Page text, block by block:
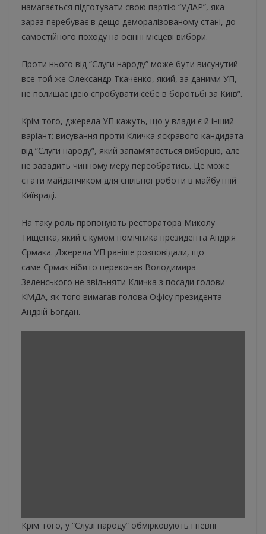
намагається підготувати свою партію “УДАР”, яка
зараз перебуває в дещо деморалізованому стані, до
самостійного походу на осінні місцеві вибори.
Проти нього від “Слуги народу” може бути висунутий
все той же Олександр Ткаченко, який, за даними УП,
не полишає ідею спробувати себе в боротьбі за Київ”.
Крім того, джерела УП кажуть, що у влади є й інший
варіант: висування проти Кличка яскравого кандидата
від “Слуги народу”, який запам’ятається виборцю, але
не завадить чинному меру переобратись. Це може
стати майданчиком для спільної роботи в майбутній
Київраді.
На таку роль пропонують ресторатора Миколу
Тищенка, який є кумом помічника президента Андрія
Єрмака. Джерела УП раніше розповідали, що
саме Єрмак нібито переконав Володимира
Зеленського не звільняти Кличка з посади голови
КМДА, як того вимагав голова Офісу президента
Андрій Богдан.
Крім того, у “Слузі народу” обмірковують і певні